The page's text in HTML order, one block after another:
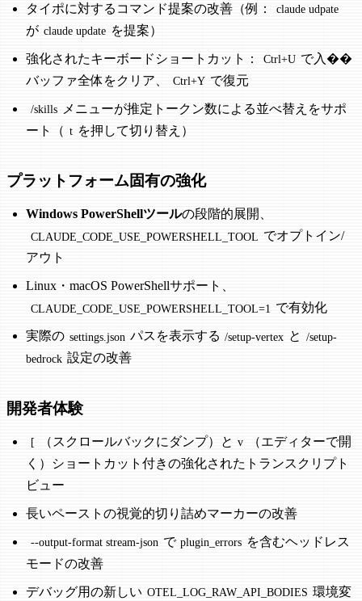
タイポに対するコマンド提案の改善（例： claude udpate
が claude update を提案）
強化されたキーボードショートカット： Ctrl+U で入��
バッファ全体をクリア、
Ctrl+Y で復元
/skills
メニューが推定トークン数による並べ替えをサポ
ート（ t を押して切り替え）
プラットフォーム固有の強化
Windows PowerShellツールの段階的展開、
CLAUDE_CODE_USE_POWERSHELL_TOOL でオプトイン/
アウト
Linux・macOS PowerShellサポート、
CLAUDE_CODE_USE_POWERSHELL_TOOL=1 で有効化
実際の settings.json パスを表示する /setup-vertex と /setup-
bedrock 設定の改善
開発者体験
[ （スクロールバックにダンプ）と v
（エディターで開
く）ショートカット付きの強化されたトランスクリプト
ビュー
長いペーストの視覚的切り詰めマーカーの改善
--output-format stream-json で plugin_errors を含むヘッドレス
モードの改善
デバッグ用の新しい OTEL_LOG_RAW_API_BODIES 環境変